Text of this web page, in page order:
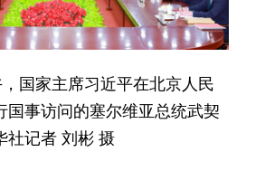
国家主席习近平在北京人民
国事访问的塞尔维亚总统武契
社记者 刘彬 摄